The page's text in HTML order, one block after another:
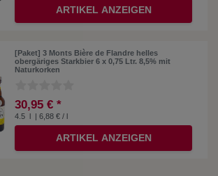
ARTIKEL ANZEIGEN
[Paket] 3 Monts Bière de Flandre helles
obergäriges Starkbier 6 x 0,75 Ltr. 8,5% mit
Naturkorken
30,95 € *
4.5 l | 6,88 € / l
ARTIKEL ANZEIGEN